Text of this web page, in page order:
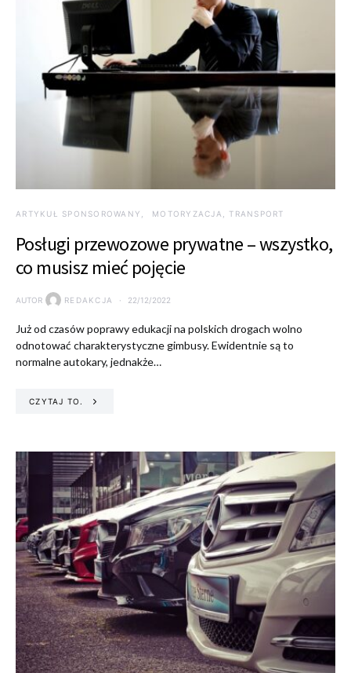
ARTYKUŁ SPONSOROWANY MOTORYZACJA, TRANSPORT
Posługi przewozowe prywatne – wszystko,
co musisz mieć pojęcie
AUTOR REDAKCJA 22/12/2022
Już od czasów poprawy edukacji na polskich drogach wolno
odnotować charakterystyczne gimbusy. Ewidentnie są to
normalne autokary, jednakże…
CZYTAJ TO.